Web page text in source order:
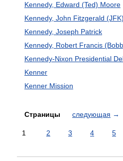
Kennedy, Edward (Ted) Moore
Kennedy, John Fitzgerald (JFK)
Kennedy, Joseph Patrick
Kennedy, Robert Francis
Kennedy-Nixon Presidential
Kenner
Kenner Mission
Страницы следующая →
1 2 3 4 5